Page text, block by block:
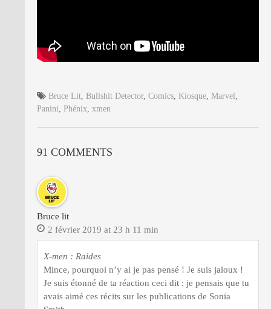
Bruce Lit, Bullshit Detector, Comics, Kiosque, Marvel ,
Panini, Phénix, xmen
91 COMMENTS
Bruce lit
2 février 2019 at 23 h 11 min
X-men : Raides
Mince, pourquoi n’y ai je pas pensé ! Je suis jaloux !
Je suis étonné de ta réaction ceci dit : je pensais que tu
avais aimé ces récits sur les publications de Sonia